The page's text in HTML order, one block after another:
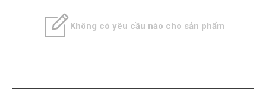
Không có yêu cầu nào cho sản phẩm